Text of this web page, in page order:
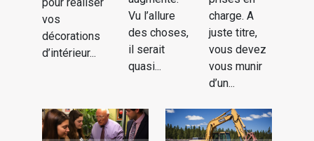
vos
décorations
d’intérieur...
Vu l’allure
des choses,
il serait
quasi...
charge. A
juste titre,
vous devez
vous munir
d’un...